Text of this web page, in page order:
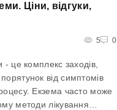
Ціни, відгуки,
5 0
- це комплекс заходів,
від симптомів
Екзема часто може
методи лікування